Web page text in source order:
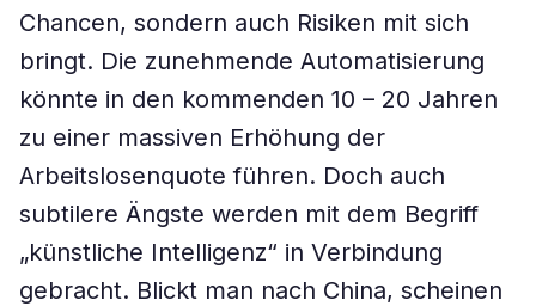
Chancen, sondern auch Risiken mit sich
bringt. Die zunehmende Automatisierung
könnte in den kommenden 10 – 20 Jahren
zu einer massiven Erhöhung der
Arbeitslosenquote führen. Doch auch
subtilere Ängste werden mit dem Begriff
„künstliche Intelligenz“ in Verbindung
gebracht. Blickt man nach China, scheinen